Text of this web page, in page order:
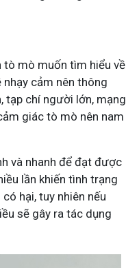
tò mò muốn tìm hiểu về
cảm nên thông
tạp chí người lớn, mạng
giác tò mò nên nam
và nhanh để đạt được
lần khiến tình trạng
hại, tuy nhiên nếu
sẽ gây ra tác dụng